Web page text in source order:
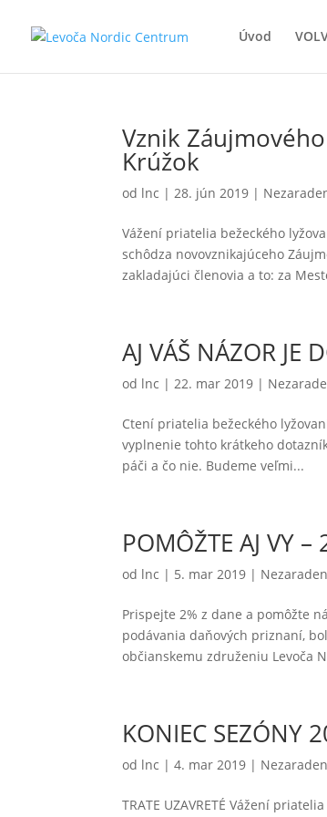
Úvod
Vznik
Krúžok
od lnc |28. jún 2019 |
Vážení priatelia bežeckého
schôdza novovznikajúceho
zakladajúci členovia a to: za
AJ VÁŠ NÁZOR JE
od lnc |22. mar 2019 |
Ctení priatelia bežeckého
vyplnenie tohto krátkeho
páči a čo nie. Budeme veľmi...
POMÔŽTE AJ VY
od lnc | 5. mar 2019 |
Prispejte 2% z dane a pomôžte
podávania daňových priznaní,
občianskemu združeniu Levoča
KONIEC SEZÓNY
od lnc |4. mar 2019 |
TRATE UZAVRETÉ Vážení